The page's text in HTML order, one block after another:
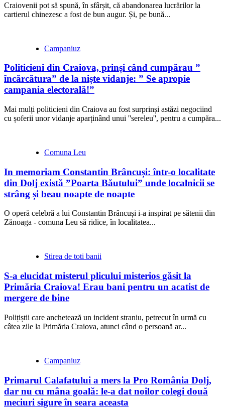
Craiovenii pot să spună, în sfârșit, că abandonarea lucrărilor la
cartierul chinezesc a fost de bun augur. Și, pe bună...
Campaniuz
Politicieni din Craiova, prinși când cumpărau ”
încărcătura” de la niște vidanje: ” Se apropie
campania electorală!”
Mai mulți politicieni din Craiova au fost surprinși astăzi negociind
cu șoferii unor vidanje aparținând unui ''sereleu'', pentru a cumpăra...
Comuna Leu
In memoriam Constantin Brâncuși: într-o localitate
din Dolj există ”Poarta Băutului” unde localnicii se
strâng și beau noapte de noapte
O operă celebră a lui Constantin Brâncuși i-a inspirat pe sătenii din
Zănoaga - comuna Leu să ridice, în localitatea...
Stirea de toti banii
S-a elucidat misterul plicului misterios găsit la
Primăria Craiova! Erau bani pentru un acatist de
mergere de bine
Polițiștii care anchetează un incident straniu, petrecut în urmă cu
câtea zile la Primăria Craiova, atunci când o persoană ar...
Campaniuz
Primarul Calafatului a mers la Pro România Dolj,
dar nu cu mâna goală: le-a dat noilor colegi două
meciuri sigure în seara aceasta